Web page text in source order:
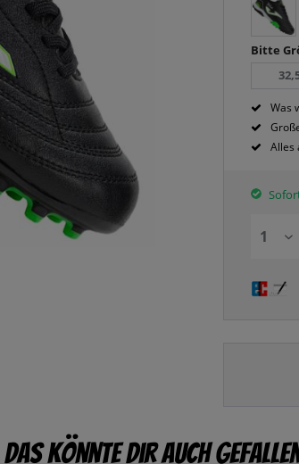
Bitte
Was
Alles
Das könnte dir auch